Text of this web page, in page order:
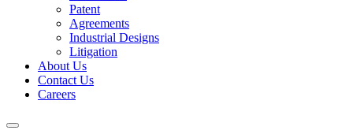
Patent
Agreements
Industrial Designs
Litigation
About Us
Contact Us
Careers